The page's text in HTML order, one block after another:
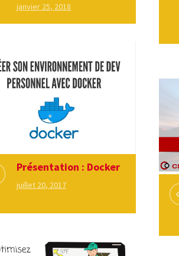
janvier 25, 2018
Présentation : Docker
juillet 20, 2017